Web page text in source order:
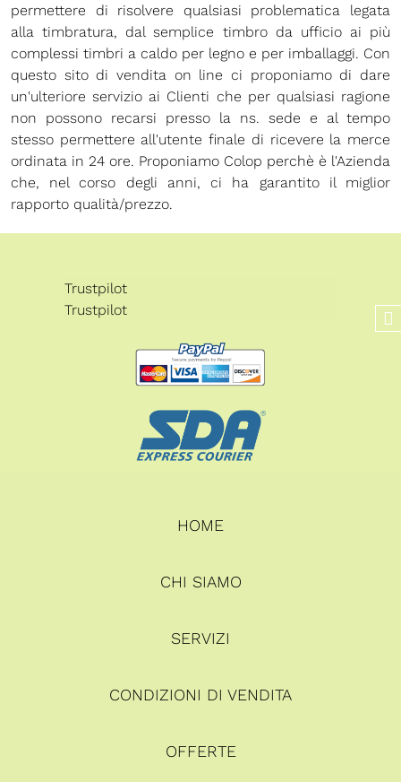
permettere di risolvere qualsiasi problematica legata
alla timbratura, dal semplice timbro da ufficio ai più
complessi timbri a caldo per legno e per imballaggi. Con
questo sito di vendita on line ci proponiamo di dare
un'ulteriore servizio ai Clienti che per qualsiasi ragione
non possono recarsi presso la ns. sede e al tempo
stesso permettere all'utente finale di ricevere la merce
ordinata in 24 ore. Proponiamo Colop perchè è l'Azienda
che, nel corso degli anni, ci ha garantito il miglior
rapporto qualità/prezzo.
Trustpilot
Trustpilot
HOME
CHI SIAMO
SERVIZI
CONDIZIONI DI VENDITA
OFFERTE